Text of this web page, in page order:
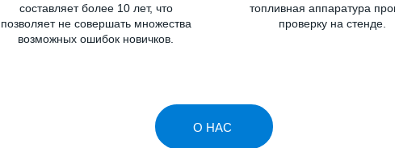
составляет более 10 лет, что
позволяет не совершать множества
возможных ошибок новичков.
топливная аппаратура
проверку на стенде.
О НАС